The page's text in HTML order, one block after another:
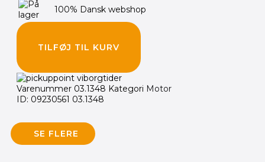
100% Dansk webshop
TILFØJ TIL KURV
Varenummer 03.1348 Kategori Motor
ID: 09230561 03.1348
SE FLERE